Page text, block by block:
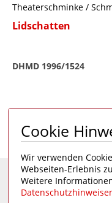
Theaterschminke /
Lidschatten
DHMD 1996/1524
Seite 1 von 1
Eine Seite des
Cookie
Wir verwenden
Webseiten-Erlebnis
Weitere